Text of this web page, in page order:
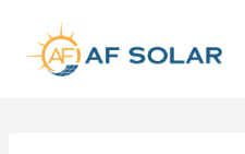
content